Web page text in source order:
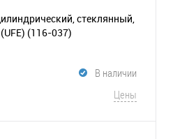
стеклянный,
(116-037)
В наличии
Цены